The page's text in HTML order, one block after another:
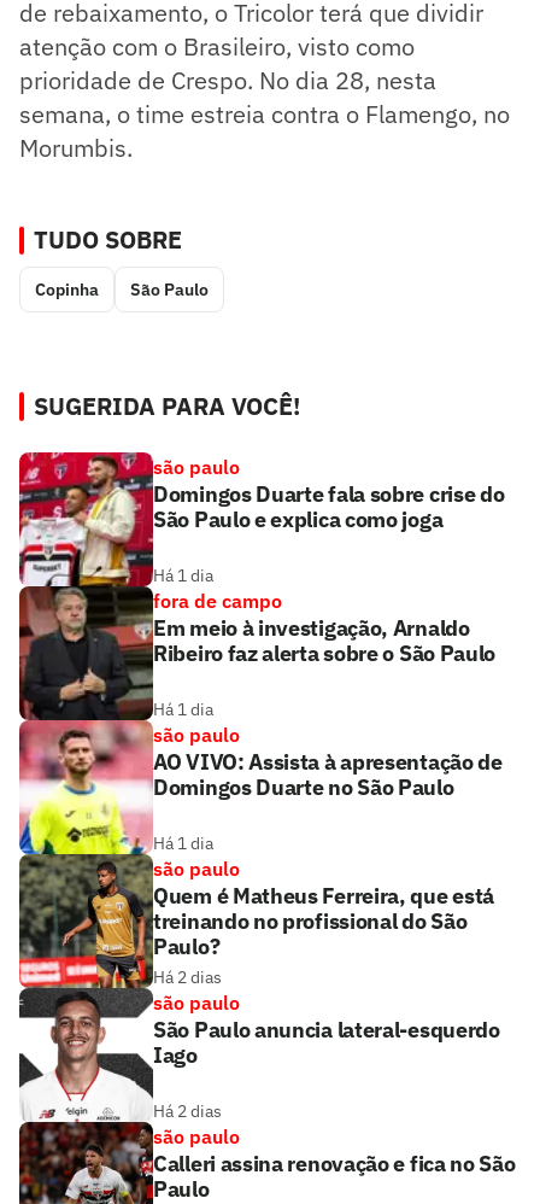
de rebaixamento, o Tricolor terá que dividir
atenção com o Brasileiro, visto como
prioridade de Crespo. No dia 28, nesta
semana, o time estreia contra o Flamengo, no
Morumbis.
TUDO SOBRE
Copinha São Paulo
SUGERIDA PARA VOCÊ!
são paulo
Domingos Duarte fala sobre crise do
São Paulo e explica como joga
Há 1 dia
fora de campo
Em meio à investigação, Arnaldo
Ribeiro faz alerta sobre o São Paulo
Há 1 dia
são paulo
AO VIVO: Assista à apresentação de
Domingos Duarte no São Paulo
Há 1 dia
são paulo
Quem é Matheus Ferreira, que está
treinando no profissional do São
Paulo?
Há 2 dias
são paulo
São Paulo anuncia lateral-esquerdo
Iago
Há 2 dias
são paulo
Calleri assina renovação e fica no São
Paulo